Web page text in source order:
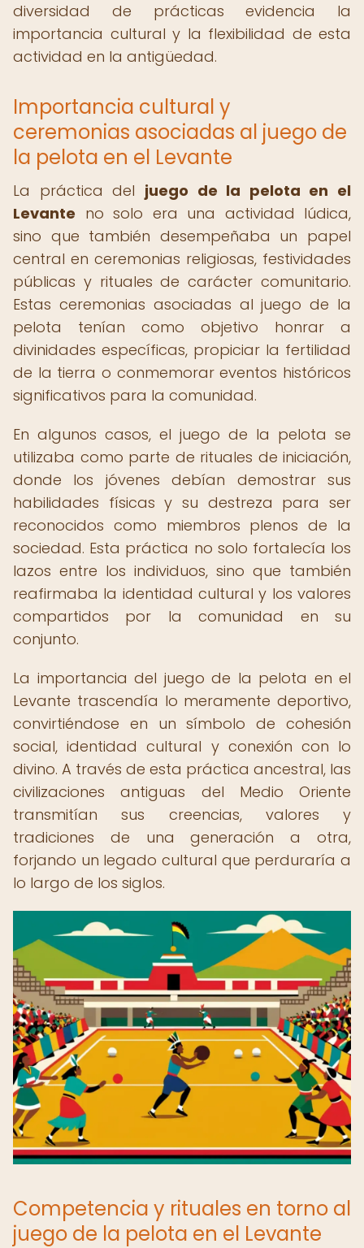
diversidad de prácticas evidencia la
importancia cultural y la flexibilidad de esta
actividad en la antigüedad.
Importancia cultural y
ceremonias asociadas al juego de
la pelota en el Levante
La práctica del juego de la pelota en el
Levante no solo era una actividad lúdica,
sino que también desempeñaba un papel
central en ceremonias religiosas, festividades
públicas y rituales de carácter comunitario.
Estas ceremonias asociadas al juego de la
pelota tenían como objetivo honrar a
divinidades específicas, propiciar la fertilidad
de la tierra o conmemorar eventos históricos
significativos para la comunidad.
En algunos casos, el juego de la pelota se
utilizaba como parte de rituales de iniciación,
donde los jóvenes debían demostrar sus
habilidades físicas y su destreza para ser
reconocidos como miembros plenos de la
sociedad. Esta práctica no solo fortalecía los
lazos entre los individuos, sino que también
reafirmaba la identidad cultural y los valores
compartidos por la comunidad en su
conjunto.
La importancia del juego de la pelota en el
Levante trascendía lo meramente deportivo,
convirtiéndose en un símbolo de cohesión
social, identidad cultural y conexión con lo
divino. A través de esta práctica ancestral, las
civilizaciones antiguas del Medio Oriente
transmitían sus creencias, valores y
tradiciones de una generación a otra,
forjando un legado cultural que perduraría a
lo largo de los siglos.
Competencia y rituales en torno al
juego de la pelota en el Levante